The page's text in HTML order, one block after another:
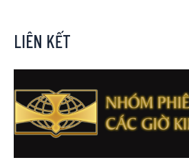
LIÊN KẾT